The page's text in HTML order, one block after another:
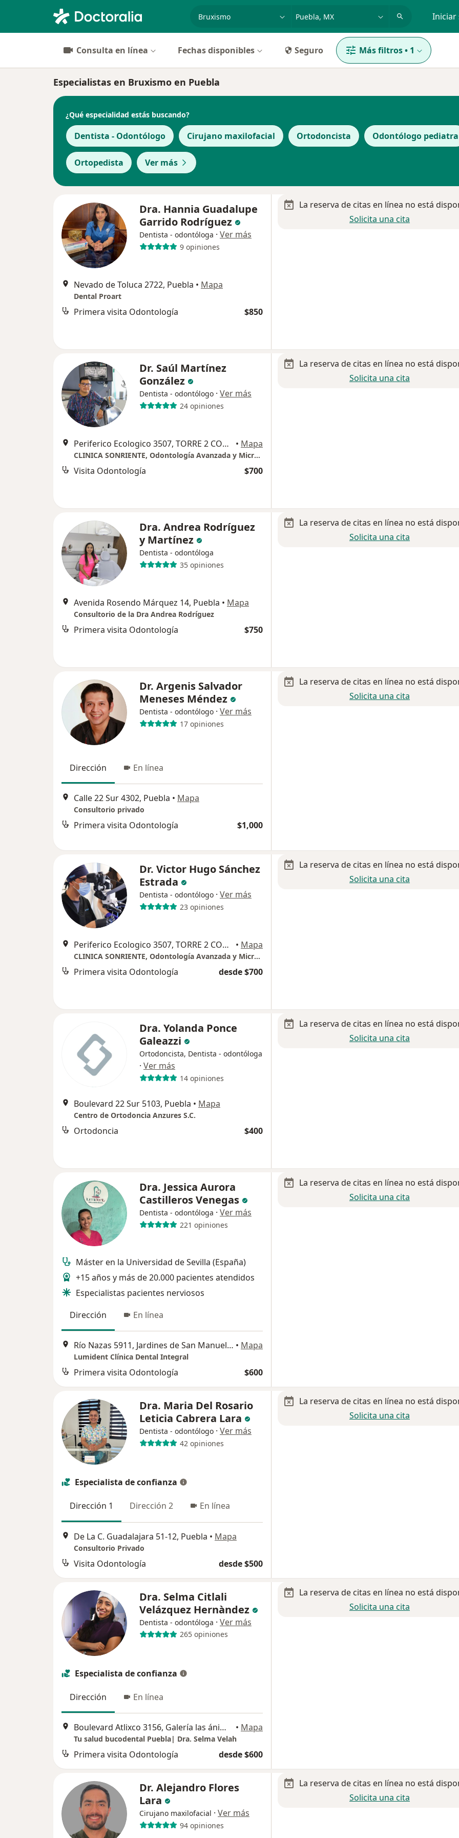
Iniciar
Consulta en línea Fechas disponibles Seguro Más filtros• 1
Especialistas en Bruxismo en Puebla
¿Qué especialidad estás buscando?
Dentista - Odontólogo Cirujano maxilofacial Ortodoncista Odontólogo pediatra
Ortopedista Ver más
Dra. Hannia Guadalupe
Garrido Rodríguez
Dentista - odontóloga · Ver más
9 opiniones
Nevado de Toluca 2722, Puebla • Mapa
Dental Proart
Primera visita Odontología $850
La reserva de citas en línea no está
Solicita una cita
Dr. Saúl Martínez
González
Dentista - odontólogo · Ver más
24 opiniones
Periferico Ecologico 3507, TORRE 2 CONSULTORIO 1810, San Andres Cholula • Mapa
CLINICA SONRIENTE, Odontología Avanzada y Microscópica.
Visita Odontología $700
La reserva de citas en línea no está
Solicita una cita
Dra. Andrea Rodríguez
y Martínez
Dentista - odontóloga
35 opiniones
Avenida Rosendo Márquez 14, Puebla • Mapa
Consultorio de la Dra Andrea Rodríguez
Primera visita Odontología $750
La reserva de citas en línea no está
Solicita una cita
Dr. Argenis Salvador
Meneses Méndez
Dentista - odontólogo · Ver más
17 opiniones
Dirección En línea
Calle 22 Sur 4302, Puebla • Mapa
Consultorio privado
Primera visita Odontología $1,000
La reserva de citas en línea no está
Solicita una cita
Dr. Victor Hugo Sánchez
Estrada
Dentista - odontólogo · Ver más
23 opiniones
Periferico Ecologico 3507, TORRE 2 CONSULTORIO 1810, San Andres Cholula • Mapa
CLINICA SONRIENTE, Odontología Avanzada y Microscópica.
Primera visita Odontología desde $700
La reserva de citas en línea no está
Solicita una cita
Dra. Yolanda Ponce
Galeazzi
Ortodoncista, Dentista - odontóloga
· Ver más
14 opiniones
Boulevard 22 Sur 5103, Puebla • Mapa
Centro de Ortodoncia Anzures S.C.
Ortodoncia $400
La reserva de citas en línea no está
Solicita una cita
Dra. Jessica Aurora
Castilleros Venegas
Dentista - odontóloga · Ver más
221 opiniones
Máster en la Universidad de Sevilla (España)
+15 años y más de 20.000 pacientes atendidos
Especialistas pacientes nerviosos
Dirección
En línea
Río Nazas 5911, Jardines de San Manuel, Puebla, Pue., México, Puebla • Mapa
Lumident Clínica Dental Integral
Primera visita Odontología $600
La reserva de citas en línea no está
Solicita una cita
Dra. Maria Del Rosario
Leticia Cabrera Lara
Dentista - odontólogo · Ver más
42 opiniones
Especialista de confianza
Dirección 1 Dirección 2 En línea
De La C. Guadalajara 51-12, Puebla • Mapa
Consultorio Privado
Visita Odontología desde $500
La reserva de citas en línea no está
Solicita una cita
Dra. Selma Citlali
Velázquez Hernàndez
Dentista - odontóloga · Ver más
265 opiniones
Especialista de confianza
Dirección En línea
Boulevard Atlixco 3156, Galería las ánimas, LOCAL F11, Puebla • Mapa
Tu salud bucodental Puebla| Dra. Selma Velah
Primera visita Odontología desde $600
La reserva de citas en línea no está
Solicita una cita
Dr. Alejandro Flores
Lara
Cirujano maxilofacial · Ver más
94 opiniones
La reserva de citas en línea no está
Solicita una cita